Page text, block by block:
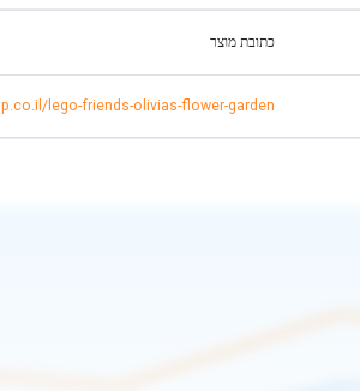
כתובת מוצר
lego-friends-olivias-flower-garden